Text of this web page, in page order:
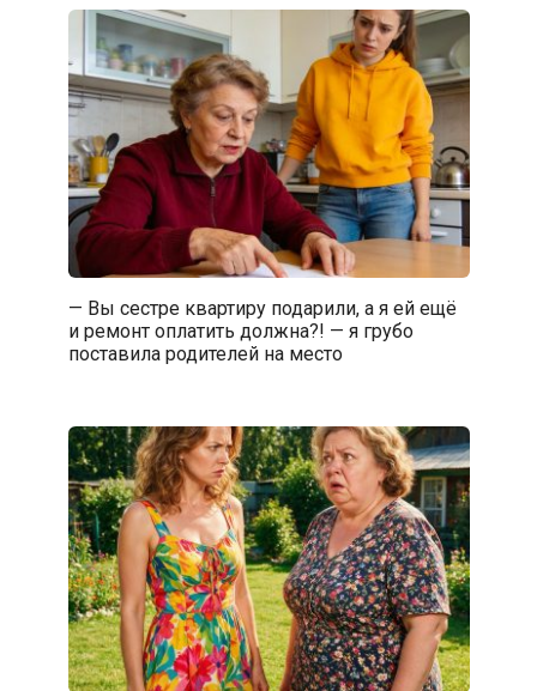
— Вы сестре квартиру подарили, а я ей ещё
и ремонт оплатить должна?! — я грубо
поставила родителей на место